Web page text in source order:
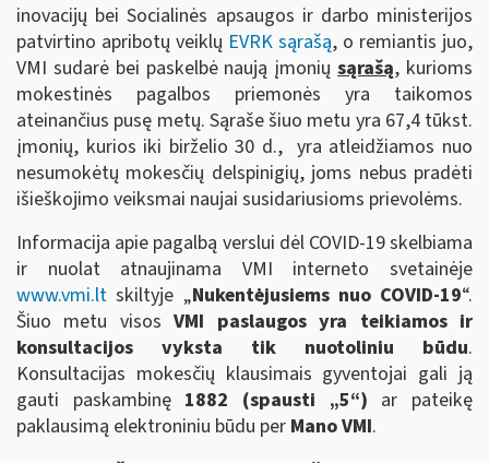
inovacijų bei Socialinės apsaugos ir darbo ministerijos
patvirtino apribotų veiklų EVRK sąrašą, o remiantis juo,
VMI sudarė bei paskelbė naują įmonių sąrašą, kurioms
mokestinės pagalbos priemonės yra taikomos
ateinančius pusę metų. Sąraše šiuo metu yra 67,4 tūkst.
įmonių, kurios iki birželio 30 d., yra atleidžiamos nuo
nesumokėtų mokesčių delspinigių, joms nebus pradėti
išieškojimo veiksmai naujai susidariusioms prievolėms.
Informacija apie pagalbą verslui dėl COVID-19 skelbiama
ir nuolat atnaujinama VMI interneto svetainėje
www.vmi.lt skiltyje „Nukentėjusiems nuo COVID-19“.
Šiuo metu visosVMI paslaugos yra teikiamos ir
konsultacijos vyksta tik nuotoliniu būdu.
Konsultacijas mokesčių klausimais gyventojai gali ją
gauti paskambinę 1882 (spausti „5“) ar pateikę
paklausimą elektroniniu būdu per Mano VMI.